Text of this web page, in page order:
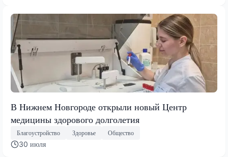
В Нижнем Новгороде открыли новый Центр
медицины здорового долголетия
Благоустройство Здоровье Общество
30 июля